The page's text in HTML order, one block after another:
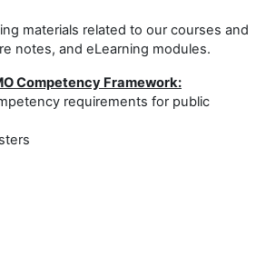
materials related to our courses and
notes, and eLearning modules.
Competency Framework:
requirements for public